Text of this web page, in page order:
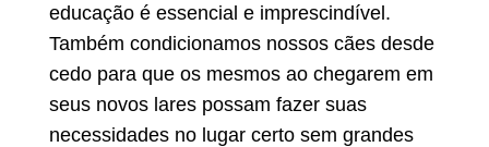
educação é essencial e imprescindível.
Também condicionamos nossos cães desde
cedo para que os mesmos ao chegarem em
seus novos lares possam fazer suas
necessidades no lugar certo sem grandes